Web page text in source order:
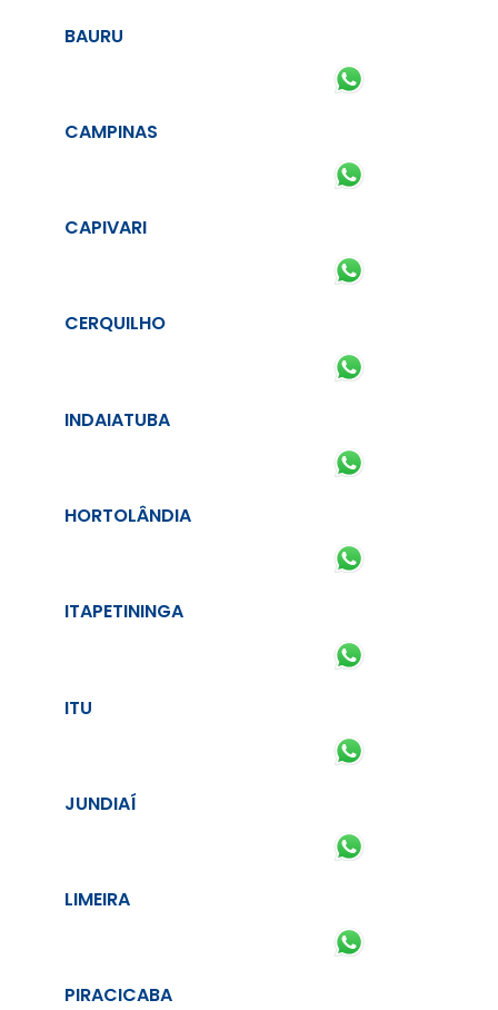
BAURU
CAMPINAS
CAPIVARI
CERQUILHO
INDAIATUBA
HORTOLÂNDIA
ITAPETININGA
ITU
JUNDIAÍ
LIMEIRA
PIRACICABA